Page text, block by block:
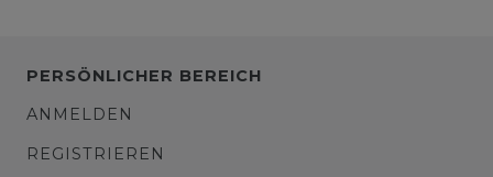
PERSÖNLICHER BEREICH
ANMELDEN
REGISTRIEREN